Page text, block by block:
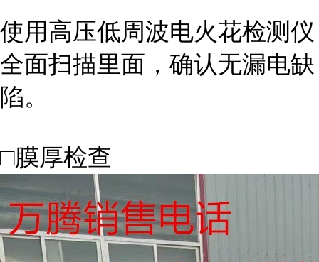
使用高压低周波电火花检测仪
全面扫描里面，确认无漏电缺
陷。
□膜厚检查